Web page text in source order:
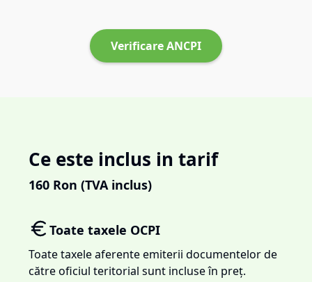
Verificare ANCPI
Ce este inclus in tarif
160 Ron (TVA inclus)
Toate taxele OCPI
Toate taxele aferente emiterii documentelor de
către oficiul teritorial sunt incluse în preț.